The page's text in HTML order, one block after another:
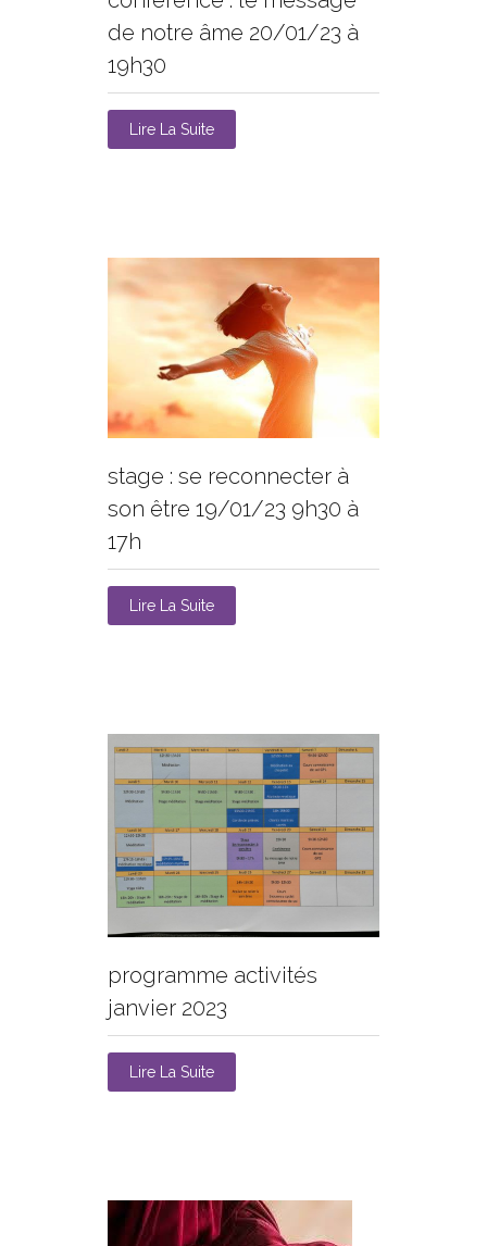
de notre âme 20/01/23 à
19h30
Lire La Suite
stage : se reconnecter à
son être 19/01/23 9h30 à
17h
Lire La Suite
programme activités
janvier 2023
Lire La Suite